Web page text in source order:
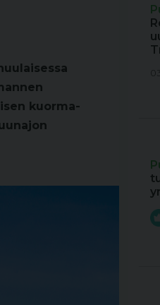
kuorma-